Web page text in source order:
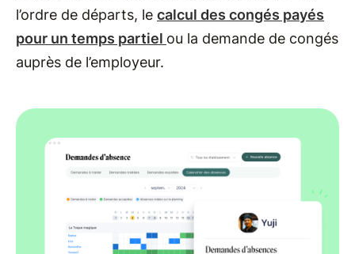
l’ordre de départs, le calcul des congés payés
pour un temps partiel ou la demande de congés
auprès de l’employeur.